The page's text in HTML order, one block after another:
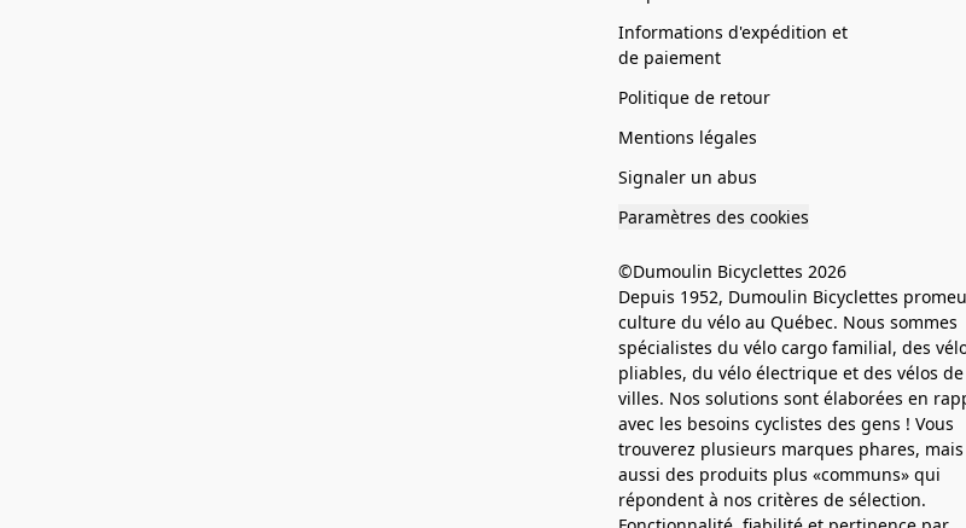
Informations d'expédition et
de paiement
Politique de retour
Mentions légales
Signaler un abus
Paramètres des cookies
©Dumoulin Bicyclettes 2026
Depuis 1952, Dumoulin Bicyclettes
culture du vélo au Québec. Nous sommes
spécialistes du vélo cargo familial, des
pliables, du vélo électrique et des vélos de
villes. Nos solutions sont élaborées en
avec les besoins cyclistes des gens ! Vous
trouverez plusieurs marques phares, mais
aussi des produits plus «communs» qui
répondent à nos critères de sélection.